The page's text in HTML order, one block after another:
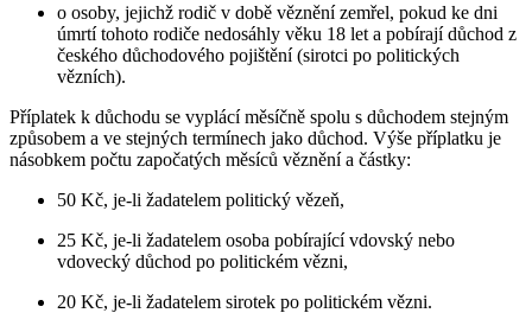
o osoby, jejichž rodič v době věznění zemřel, pokud ke dni
úmrtí tohoto rodiče nedosáhly věku 18 let a pobírají důchod z
českého důchodového pojištění (sirotci po politických
vězních).
Příplatek k důchodu se vyplácí měsíčně spolu s důchodem stejným
způsobem a ve stejných termínech jako důchod. Výše příplatku je
násobkem počtu započatých měsíců věznění a částky:
50 Kč, je-li žadatelem politický vězeň,
25 Kč, je-li žadatelem osoba pobírající vdovský nebo
vdovecký důchod po politickém vězni,
20 Kč, je-li žadatelem sirotek po politickém vězni.